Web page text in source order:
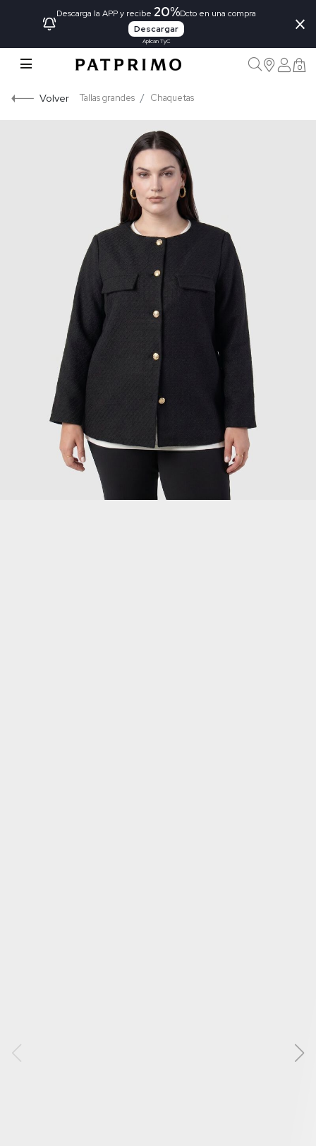
Descarga la APP y recibe 20%Dcto en una compra
Descargar
Aplican TyC
×
0
Volver Tallas grandes Chaquetas